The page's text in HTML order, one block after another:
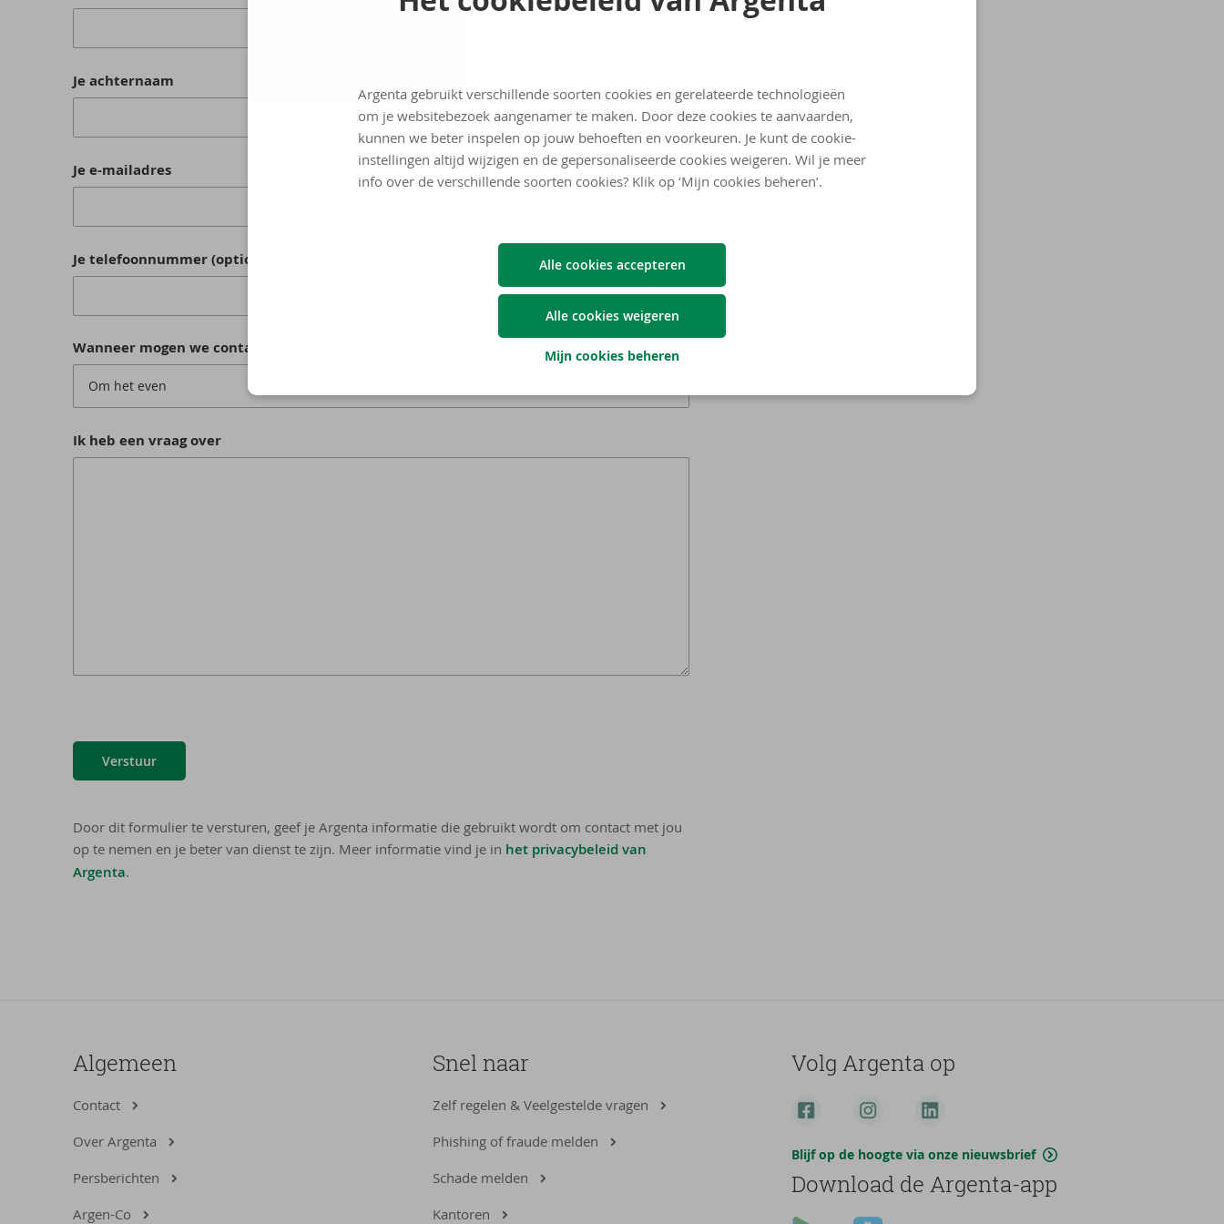
Argenta gebruikt verschillende soorten cookies en gerelateerde technologieën
om je websitebezoek aangenamer te maken. Door deze cookies te aanvaarden,
kunnen we beter inspelen op jouw behoeften en voorkeuren. Je kunt de cookie-
instellingen altijd wijzigen en de gepersonaliseerde cookies weigeren. Wil je meer
info over de verschillende soorten cookies? Klik op ‘Mijn cookies beheren’.
Alle cookies accepteren
Alle cookies weigeren
Mijn cookies beheren
Je achternaam
Je e-mailadres
Je telefoonnummer (optioneel)
Wanneer mogen we contact met jou opnemen?
Om het even
Ik heb een vraag over
Verstuur
Door dit formulier te versturen, geef je Argenta informatie die gebruikt wordt om contact met jou
op te nemen en je beter van dienst te zijn. Meer informatie vind je in het privacybeleid van
Argenta.
Algemeen
Contact
Over Argenta
Persberichten
Argen-Co
Snel naar
Zelf regelen & Veelgestelde vragen
Phishing of fraude melden
Schade melden
Kantoren
Volg Argenta op
Blijf op de hoogte via onze nieuwsbrief
Download de Argenta-app